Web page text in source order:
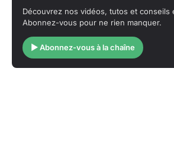
Découvrez nos vidéos, tutos et conseils
Abonnez-vous pour ne rien manquer.
▶ Abonnez-vous à la chaîne